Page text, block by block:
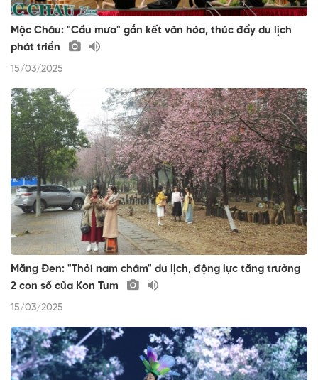
Mộc Châu: "Cầu mưa" gắn kết văn hóa, thúc đẩy du lịch
phát triển
15/03/2025
Măng Đen: "Thỏi nam châm" du lịch, động lực tăng trưởng
2 con số của Kon Tum
15/03/2025